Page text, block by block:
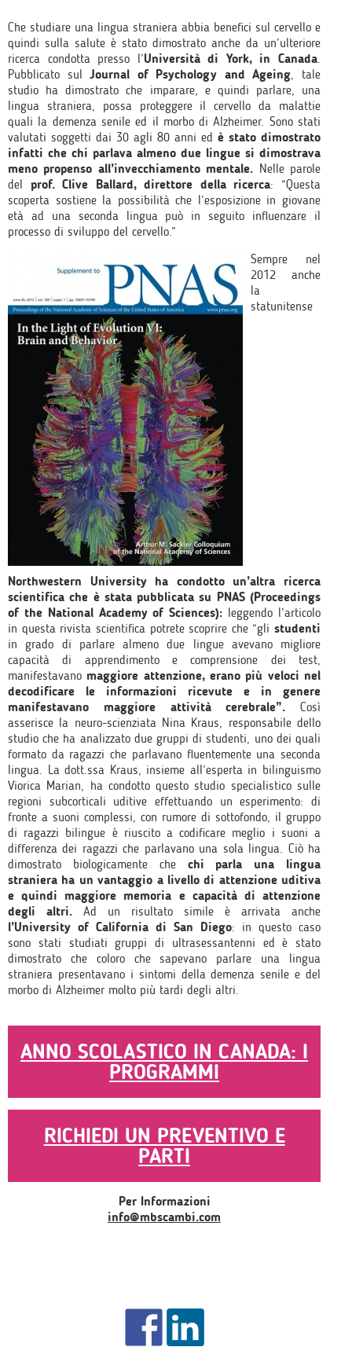
Che studiare una lingua straniera abbia benefici sul cervello e
quindi sulla salute è stato dimostrato anche da un’ulteriore
ricerca condotta presso l’Università di York, in Canada.
Pubblicato sulJournal of Psychology and Ageing, tale
studio ha dimostrato che imparare, e quindi parlare, una
lingua straniera, possa proteggere il cervello da malattie
quali la demenza senile ed il morbo di Alzheimer. Sono stati
valutati soggetti dai 30 agli 80 anni ed è stato dimostrato
infatti che chi parlava almeno due lingue si dimostrava
meno propenso all’invecchiamento mentale. Nelle parole
del prof. Clive Ballard, direttore della ricerca: “Questa
scoperta sostiene la possibilità che l’esposizione in giovane
età ad una seconda lingua può in seguito influenzare il
processo di sviluppo del cervello.”
Sempre nel
2012 anche
la
statunitense
Northwestern University ha condotto un’altra ricerca
scientifica che è stata pubblicata su PNAS (Proceedings
of the National Academy of Sciences): leggendo l’articolo
in questa rivista scientifica potrete scoprire che “gli studenti
in grado di parlare almeno due lingue avevano migliore
capacità di apprendimento e comprensione dei test,
manifestavanomaggiore attenzione, erano più veloci nel
decodificare le informazioni ricevute e in genere
manifestavano maggiore attività cerebrale”. Così
asserisce la neuro-scienziata Nina Kraus, responsabile dello
studio che ha analizzato due gruppi di studenti, uno dei quali
formato da ragazzi che parlavano fluentemente una seconda
lingua. La dott.ssa Kraus, insieme all’esperta in bilinguismo
Viorica Marian, ha condotto questo studio specialistico sulle
regioni subcorticali uditive effettuando un esperimento: di
fronte a suoni complessi, con rumore di sottofondo, il gruppo
di ragazzi bilingue è riuscito a codificare meglio i suoni a
differenza dei ragazzi che parlavano una sola lingua. Ciò ha
dimostrato biologicamente che chi parla una lingua
straniera ha un vantaggio a livello di attenzione uditiva
e quindi maggiore memoria e capacità di attenzione
degli altri. Ad un risultato simile è arrivata anche
l’University of California di San Diego: in questo caso
sono stati studiati gruppi di ultrasessantenni ed è stato
dimostrato che coloro che sapevano parlare una lingua
straniera presentavano i sintomi della demenza senile e del
morbo di Alzheimer molto più tardi degli altri.
ANNO SCOLASTICO IN CANADA: I
PROGRAMMI
RICHIEDI UN PREVENTIVO E
PARTI
Per Informazioni
info@mbscambi.com